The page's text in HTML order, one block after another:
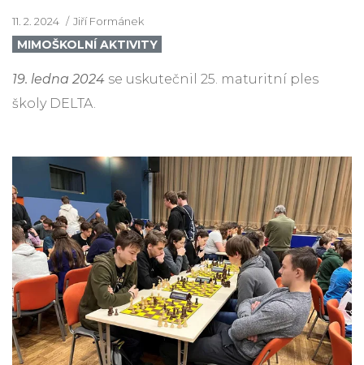
11. 2. 2024 Jiří Formánek
MIMOŠKOLNÍ AKTIVITY
19. ledna 2024 se uskutečnil 25. maturitní ples
školy DELTA.